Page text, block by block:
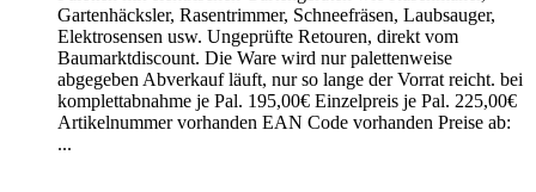
Gartenhäcksler, Rasentrimmer, Schneefräsen, Laubsauger,
Elektrosensen usw. Ungeprüfte Retouren, direkt vom
Baumarktdiscount. Die Ware wird nur palettenweise
abgegeben Abverkauf läuft, nur so lange der Vorrat reicht. bei
komplettabnahme je Pal. 195,00€ Einzelpreis je Pal. 225,00€
Artikelnummer vorhanden EAN Code vorhanden Preise ab:
...